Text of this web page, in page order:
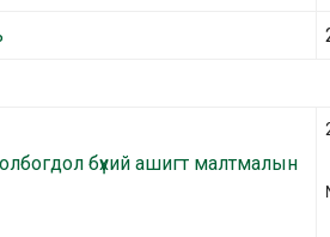
бүхий ашигт малтмалын